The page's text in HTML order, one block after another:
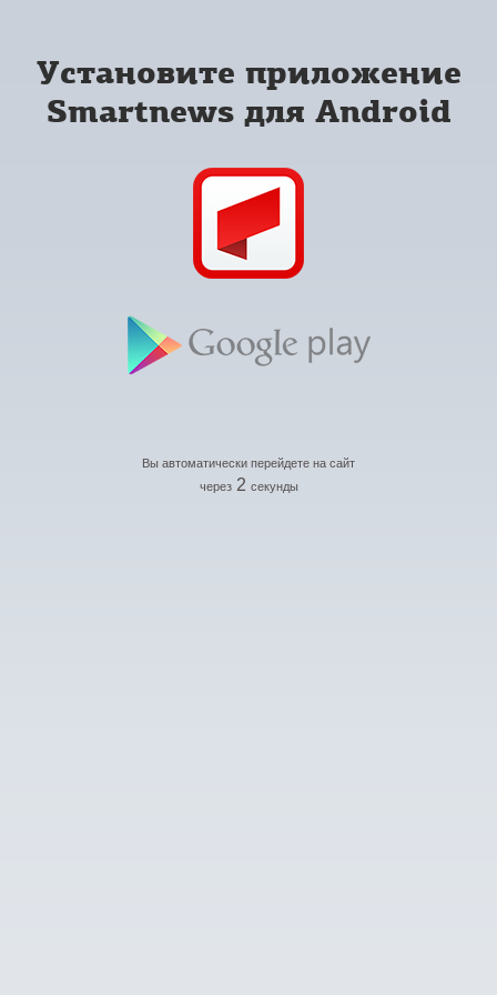
Установите приложение
Smartnews для Android
Вы автоматически перейдете на сайт
через 2 секунды